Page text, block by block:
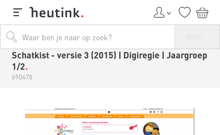
Schatkist - versie 3 (2015) | Digiregie | Jaargroep
1/2
690478